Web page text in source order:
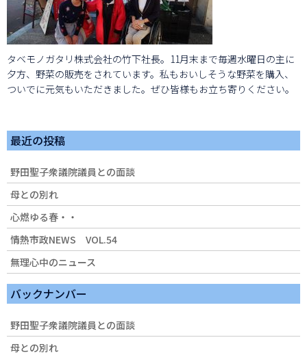
タベモノガタリ株式会社の竹下社長。11月末まで毎週水曜日の主に
夕方、野菜の販売をされています。私もおいしそうな野菜を購入、
ついでに元気もいただきました。ぜひ皆様もお立ち寄りください。
最近の投稿
野田聖子衆議院議員との面談
母との別れ
心燃ゆる春・・
情熱市政NEWS VOL.54
無理心中のニュース
バックナンバー
野田聖子衆議院議員との面談
母との別れ